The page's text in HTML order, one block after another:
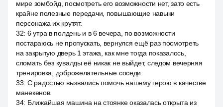
мире зомбойд, посмотреть его возможности нет, зато есть
крайне полезные передачи, повышающие навыки
персонажа их крутят.
32: 6 утра в полдень и в 6 вечера, по возможности
постараюсь не пропускать, вернулся ещё раз посмотреть
на закрытую дверь 1 этажа, как мне тогда показалось,
сломать без кувалды её никак не выйдет, следом вечерняя
тренировка, доброжелательные соседи.
33: С радостью вызвались помочь нашему герою в качестве
манекенов.
34: Ближайшая машина на стоянке оказалась открыта из